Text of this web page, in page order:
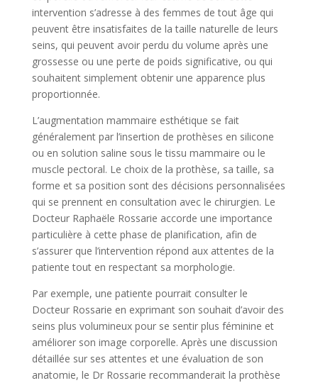
intervention s’adresse à des femmes de tout âge qui
peuvent être insatisfaites de la taille naturelle de leurs
seins, qui peuvent avoir perdu du volume après une
grossesse ou une perte de poids significative, ou qui
souhaitent simplement obtenir une apparence plus
proportionnée.
L’augmentation mammaire esthétique se fait
généralement par l’insertion de prothèses en silicone
ou en solution saline sous le tissu mammaire ou le
muscle pectoral. Le choix de la prothèse, sa taille, sa
forme et sa position sont des décisions personnalisées
qui se prennent en consultation avec le chirurgien. Le
Docteur Raphaële Rossarie accorde une importance
particulière à cette phase de planification, afin de
s’assurer que l’intervention répond aux attentes de la
patiente tout en respectant sa morphologie.
Par exemple, une patiente pourrait consulter le
Docteur Rossarie en exprimant son souhait d’avoir des
seins plus volumineux pour se sentir plus féminine et
améliorer son image corporelle. Après une discussion
détaillée sur ses attentes et une évaluation de son
anatomie, le Dr Rossarie recommanderait la prothèse